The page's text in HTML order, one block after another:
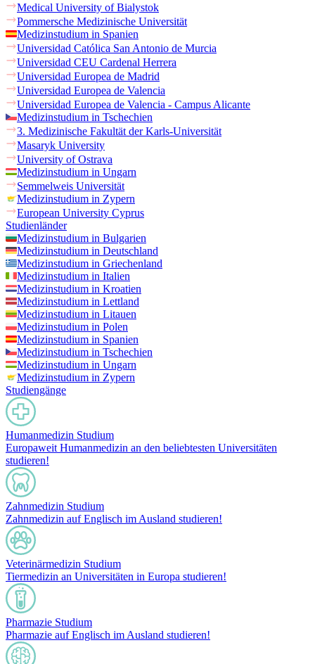
Medical University of Bialystok
Pommersche Medizinische Universität
Medizinstudium in Spanien
Universidad Católica San Antonio de Murcia
Universidad CEU Cardenal Herrera
Universidad Europea de Madrid
Universidad Europea de Valencia
Universidad Europea de Valencia - Campus Alicante
Medizinstudium in Tschechien
3. Medizinische Fakultät der Karls-Universität
Masaryk University
University of Ostrava
Medizinstudium in Ungarn
Semmelweis Universität
Medizinstudium in Zypern
European University Cyprus
Studienländer
Medizinstudium in Bulgarien
Medizinstudium in Deutschland
Medizinstudium in Griechenland
Medizinstudium in Italien
Medizinstudium in Kroatien
Medizinstudium in Lettland
Medizinstudium in Litauen
Medizinstudium in Polen
Medizinstudium in Spanien
Medizinstudium in Tschechien
Medizinstudium in Ungarn
Medizinstudium in Zypern
Studiengänge
Humanmedizin Studium
Europaweit Humanmedizin an den beliebtesten Universitäten
studieren!
Zahnmedizin Studium
Zahnmedizin auf Englisch im Ausland studieren!
Veterinärmedizin Studium
Tiermedizin an Universitäten in Europa studieren!
Pharmazie Studium
Pharmazie auf Englisch im Ausland studieren!